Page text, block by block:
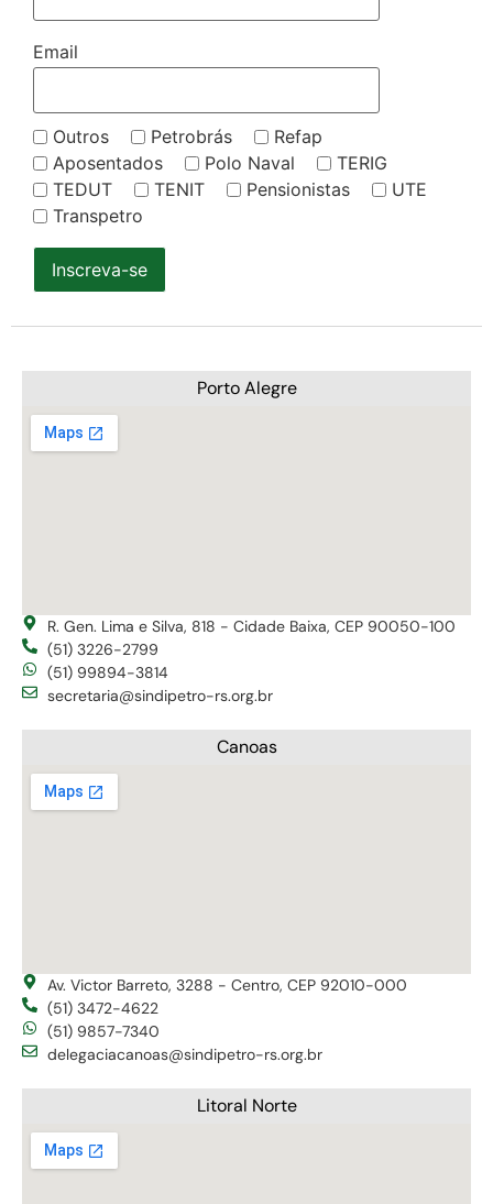
Email
Outros Petrobrás
Refap
Aposentados
Polo Naval
TERIG
TEDUT
TENIT Pensionistas
UTE
Transpetro
Inscreva-se
Porto Alegre
R. Gen. Lima e Silva, 818 - Cidade Baixa, CEP 90050-100
(51) 3226-2799
(51) 99894-3814
secretaria@sindipetro-rs.org.br
Canoas
Av. Victor Barreto, 3288 - Centro, CEP 92010-000
(51) 3472-4622
(51) 9857-7340
delegaciacanoas@sindipetro-rs.org.br
Litoral Norte